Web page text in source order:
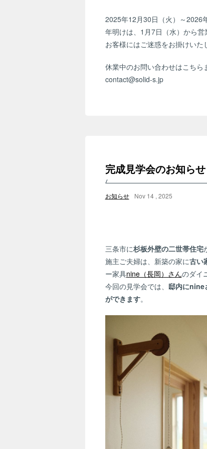
2025年12月30日（火）～2026
年明けは、1月7日（水）から営
お客様にはご迷惑をお掛けいた
休業中のお問い合わせはこちら
contact@solid-s.jp
完成見学会のお知らせ
お知らせ Nov 14 , 2025
三条市に杉板外壁の二世帯住宅
施主ご夫婦は、新築の家に古い
ー家具nine（長岡）さんのダイ
今回の見学会では、 邸内にnine
ができます。